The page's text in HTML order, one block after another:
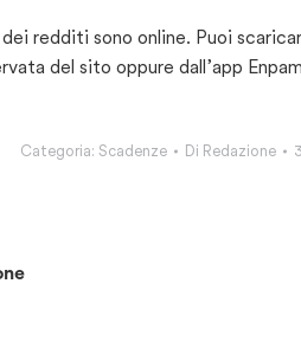
redditi sono online. Puoi
del sito oppure dall’app
Categoria: Scadenze Di Redazione